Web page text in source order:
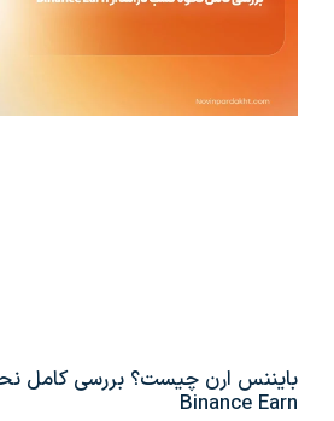
بایننس ارن چیست؟ بررسی کامل
Binance Earn